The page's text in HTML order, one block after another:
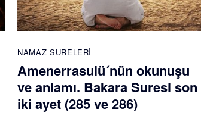
NAMAZ SURELERI
Amenerrasulü´nün okunuşu
ve anlamı. Bakara Suresi son
iki ayet (285 ve 286)